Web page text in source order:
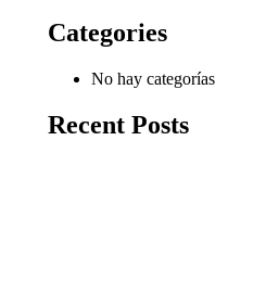
Categories
No hay categorías
Recent Posts